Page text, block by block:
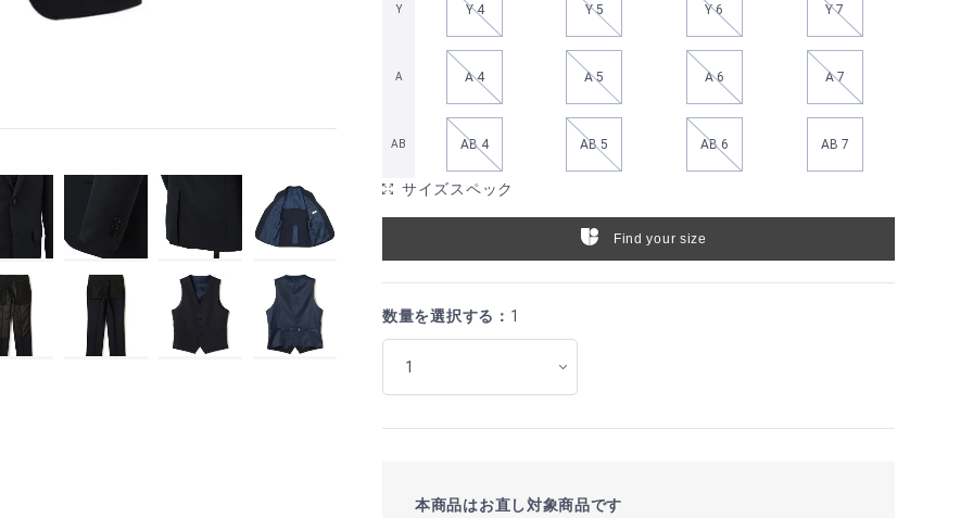
Y Y 4 Y 5 Y 6 Y 7
A A 4 A 5 A 6 A 7
AB AB 4 AB 5 AB 6 AB 7
サイズスペック
Find your size
数量を選択する： 1
本商品はお直し対象商品です